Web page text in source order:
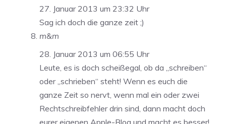
27. Januar 2013 um 23:32 Uhr
Sag ich doch die ganze zeit ;)
m&m
28. Januar 2013 um 06:55 Uhr
Leute, es is doch scheißegal, ob da „schreiben“
oder „schrieben“ steht! Wenn es euch die
ganze Zeit so nervt, wenn mal ein oder zwei
Rechtschreibfehler drin sind, dann macht doch